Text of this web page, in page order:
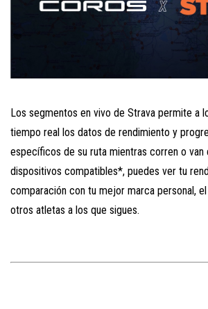
Los segmentos en vivo de Strava permite a
tiempo real los datos de rendimiento y
específicos de su ruta mientras corren o van
dispositivos compatibles*, puedes ver tu
comparación con tu mejor marca personal,
otros atletas a los que sigues.